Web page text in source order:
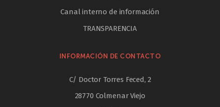
Canal interno de información
TRANSPARENCIA
INFORMACIÓN DE CONTACTO
C/ Doctor Torres Feced, 2
28770 Colmenar Viejo